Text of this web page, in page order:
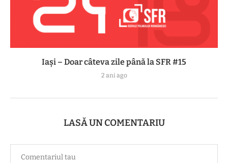
Iași – Doar câteva zile până la SFR #15
2 ani ago
LASĂ UN COMENTARIU